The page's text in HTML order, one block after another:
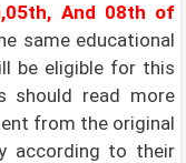
And 08th of
same educational
be eligible for this
should read more
from the original
according to their